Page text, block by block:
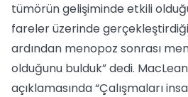
tümörün gelişiminde etkili
fareler üzerinde
ardından menopoz sonrası
olduğunu bulduk” dedi.
açıklamasında “Çalışmaları